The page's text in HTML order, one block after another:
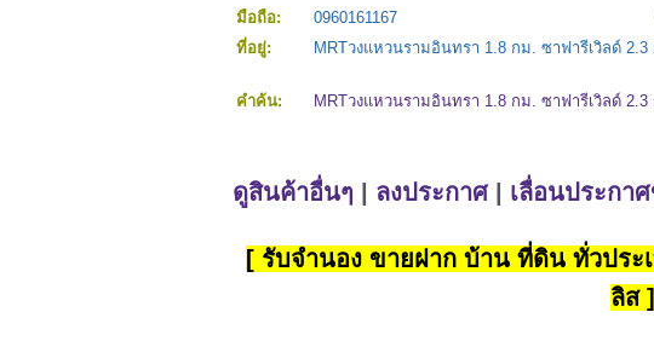
มือถือ:
0960161167
ที่อยู่:
MRTวงแหวนรามอินทรา 1.8 กม. ซาฟารีเวิลด์
คำค้น: MRTวงแหวนรามอินทรา 1.8 กม. ซาฟารีเวิลด์
ดูสินค้าอื่นๆ ลงประกาศ| เลื่อนประกา
[ รับจำนอง ขายฝาก บ้าน ที่ดิน ทั่วประ
ลิส ]